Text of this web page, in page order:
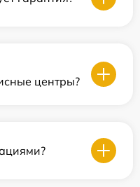
центры?